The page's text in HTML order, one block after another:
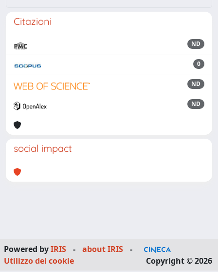
Citazioni
ND
0
ND
ND
social impact
Powered byIRIS - about IRIS
-
Utilizzo dei cookie
Copyright © 2026